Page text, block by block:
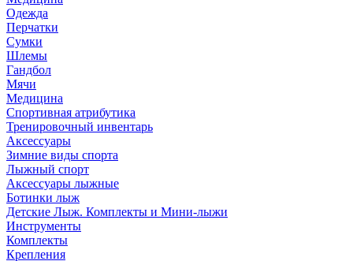
Одежда
Перчатки
Сумки
Шлемы
Гандбол
Мячи
Медицина
Спортивная атрибутика
Тренировочный инвентарь
Аксессуары
Зимние виды спорта
Лыжный спорт
Аксессуары лыжные
Ботинки лыж
Детские Лыж. Комплекты и Мини-лыжи
Инструменты
Комплекты
Крепления